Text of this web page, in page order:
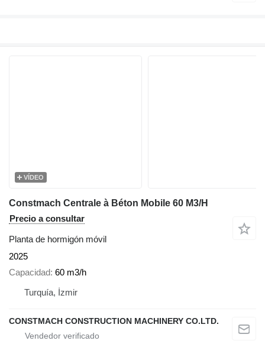
VÍDEO
Constmach Centrale à Béton Mobile 60 M3/H
Precio a consultar
Planta de hormigón móvil
2025
Capacidad 60 m3/h
Turquía, İzmir
CONSTMACH CONSTRUCTION MACHINERY CO.LTD.